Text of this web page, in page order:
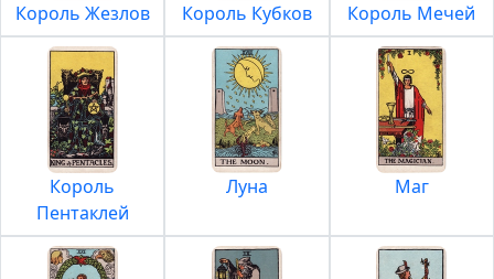
Король Жезлов Король Кубков Король Мечей
Король
Пентаклей
Луна Маг